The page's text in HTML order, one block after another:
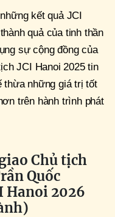
kết quả JCI
quả của tinh thần
sự cộng đồng của
JCI Hanoi 2025 tin
thừa những giá trị tốt
trên hành trình phát
Chủ tịch
Quốc
Hanoi 2026